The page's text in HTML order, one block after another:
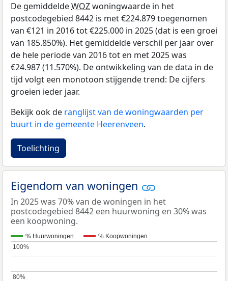
De gemiddeldeWOZwoningwaarde in het
postcodegebied 8442 is met €224.879 toegenomen
van €121 in 2016 tot €225.000 in 2025 (dat is een groei
van 185.850%). Het gemiddelde verschil per jaar over
de hele periode van 2016 tot en met 2025 was
€24.987 (11.570%). De ontwikkeling van de data in de
tijd volgt een monotoon stijgende trend: De cijfers
groeien ieder jaar.
Bekijk ook de ranglijst van de woningwaarden per
buurt in de gemeente Heerenveen.
Toelichting
Eigendom van woningen
In 2025 was 70% van de woningen in het
postcodegebied 8442 een huurwoning en 30% was
een koopwoning.
% Huurwoningen % Koopwoningen
80%
80%
100%
100%